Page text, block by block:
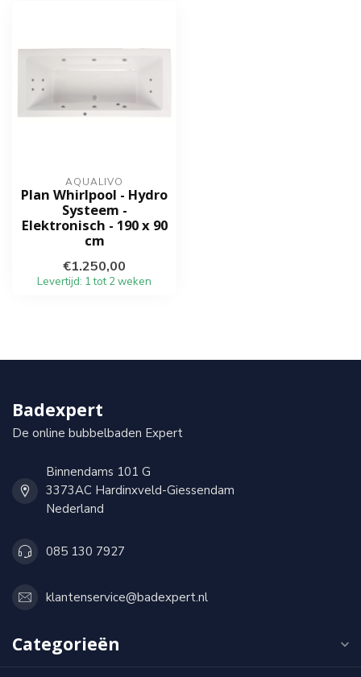
AQUALIVO
Plan Whirlpool - Hydro
Systeem -
Elektronisch - 190 x 90
cm
€1.250,00
Levertijd: 1 tot 2 weken
Badexpert
De online bubbelbaden Expert
Binnendams 101 G
3373AC Hardinxveld-Giessendam
Nederland
085 130 7927
klantenservice@badexpert.nl
Categorieën